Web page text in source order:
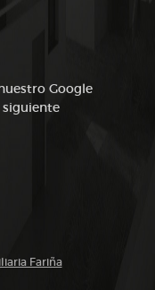
Google
Fariña